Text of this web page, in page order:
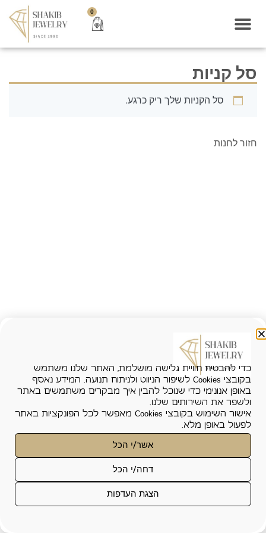
0
סל קניות
סל הקניות שלך ריק כרגע.
חזור לחנות
הצהרת נגישות
תקנון האתר ומדיניות פרטיות
עיצוב ובניית אתרים art-web
כדי להבטיח חוויית גלישה מושלמת, האתר שלנו משתמש
בקובצי Cookies לשיפור הניווט ולניתוח תנועה. המידע נאסף
באופן אנונימי כדי שנוכל להבין איך מבקרים משתמשים באתר
ולשפר את השירותים שלנו.
אישור השימוש בקובצי Cookies מאפשר לכל הפונקציות באתר
לפעול באופן מלא.
האחסון או הגישה הטכנית נחוצים לצורך המטרה
הלגיטימית של הפעלת שירות מסוים המבוקש
במפורש על-ידי המנוי או המשתמש, או לצורך ביצוע
שיווק
אשר/י הכל
דחה/י הכל
הצגת העדפות